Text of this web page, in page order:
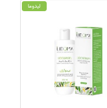
لیدوما